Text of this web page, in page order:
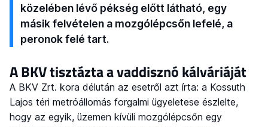
közelében lévő pékség előtt látható, egy
másik felvételen a mozgólépcsőn lefelé, a
peronok felé tart.
A BKV tisztázta a vaddisznó kálváriáját
A BKV Zrt. kora délután az esetről azt írta: a Kossuth
Lajos téri metróállomás forgalmi ügyeletese észlelte,
hogy az egyik, üzemen kívüli mozgólépcsőn egy